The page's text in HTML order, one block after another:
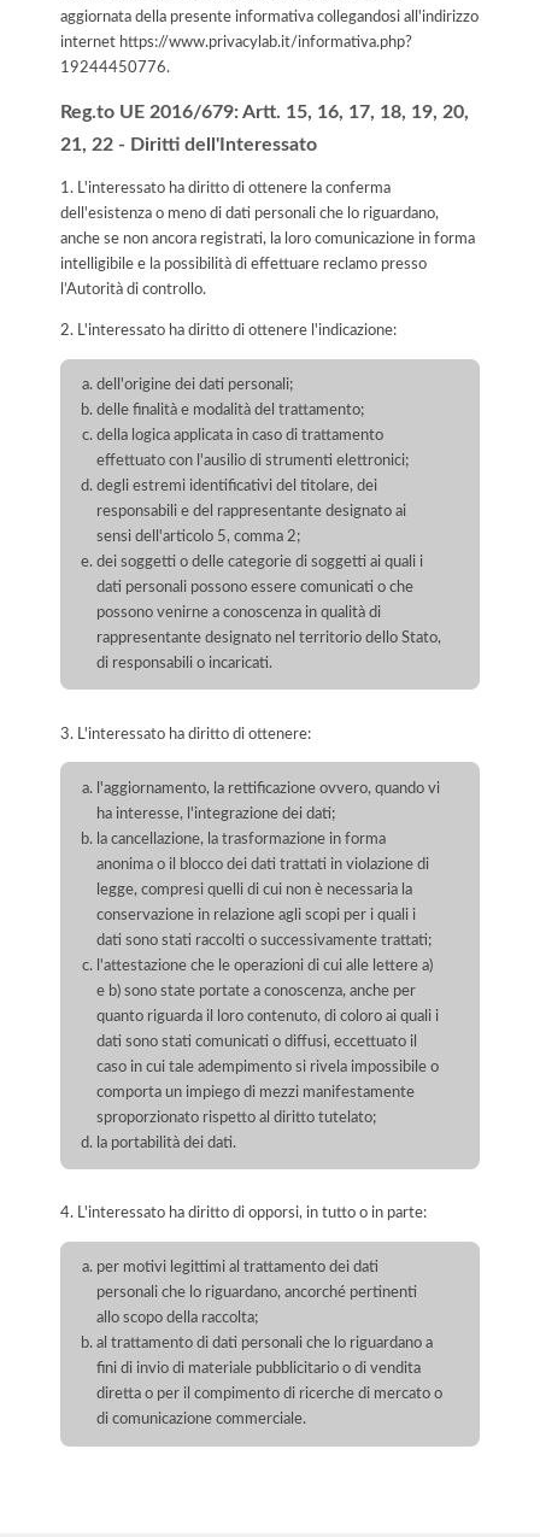
aggiornata della presente informativa collegandosi all'indirizzo
internet https://www.privacylab.it/informativa.php?
19244450776.
Reg.to UE 2016/679: Artt. 15, 16, 17, 18, 19, 20,
21, 22 - Diritti dell'Interessato
1. L'interessato ha diritto di ottenere la conferma
dell'esistenza o meno di dati personali che lo riguardano,
anche se non ancora registrati, la loro comunicazione in forma
intelligibile e la possibilità di effettuare reclamo presso
l’Autorità di controllo.
2. L'interessato ha diritto di ottenere l'indicazione:
dell'origine dei dati personali;
delle finalità e modalità del trattamento;
della logica applicata in caso di trattamento
effettuato con l'ausilio di strumenti elettronici;
degli estremi identificativi del titolare, dei
responsabili e del rappresentante designato ai
sensi dell'articolo 5, comma 2;
dei soggetti o delle categorie di soggetti ai quali i
dati personali possono essere comunicati o che
possono venirne a conoscenza in qualità di
rappresentante designato nel territorio dello Stato,
di responsabili o incaricati.
3. L'interessato ha diritto di ottenere:
l'aggiornamento, la rettificazione ovvero, quando vi
ha interesse, l'integrazione dei dati;
la cancellazione, la trasformazione in forma
anonima o il blocco dei dati trattati in violazione di
legge, compresi quelli di cui non è necessaria la
conservazione in relazione agli scopi per i quali i
dati sono stati raccolti o successivamente trattati;
l'attestazione che le operazioni di cui alle lettere a)
e b) sono state portate a conoscenza, anche per
quanto riguarda il loro contenuto, di coloro ai quali i
dati sono stati comunicati o diffusi, eccettuato il
caso in cui tale adempimento si rivela impossibile o
comporta un impiego di mezzi manifestamente
sproporzionato rispetto al diritto tutelato;
la portabilità dei dati.
4. L'interessato ha diritto di opporsi, in tutto o in parte:
per motivi legittimi al trattamento dei dati
personali che lo riguardano, ancorché pertinenti
allo scopo della raccolta;
al trattamento di dati personali che lo riguardano a
fini di invio di materiale pubblicitario o di vendita
diretta o per il compimento di ricerche di mercato o
di comunicazione commerciale.